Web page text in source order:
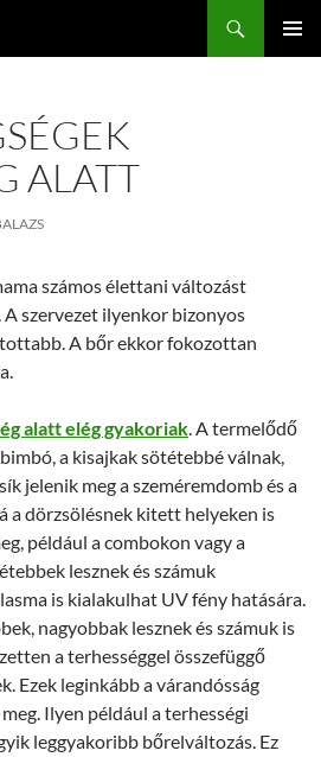
ALATT
számos élettani változást
szervezet ilyenkor bizonyos
A bőr ekkor fokozottan
alatt elég gyakoriak. A termelődő
a kisajkak sötétebbé válnak,
jelenik meg a szeméremdomb és a
a dörzsölésnek kitett helyeken is
például a combokon vagy a
lesznek és számuk
is kialakulhat UV fény hatására.
nagyobbak lesznek és számuk is
a terhességgel összefüggő
Ezek leginkább a várandósság
Ilyen például a terhességi
leggyakoribb bőrelváltozás. Ez